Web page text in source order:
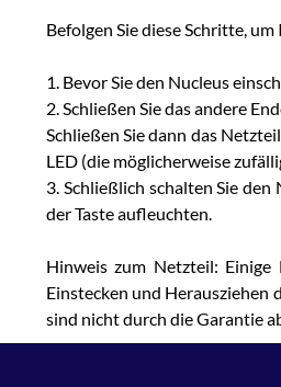
Befolgen Sie diese Schritte,
1. Bevor Sie den Nucleus
2. Schließen Sie das andere
Schließen Sie dann das
LED (die möglicherweise
3. Schließlich schalten Sie
der Taste aufleuchten.
Hinweis zum Netzteil:
Einstecken und Herausziehen
sind nicht durch die Garantie